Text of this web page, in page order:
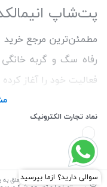
پت‌شاپ
مطمئن‌ترین مرجع خرید
فعالیت خود را آغاز
و ارائه محصولات
حیوانات را اولویت
کردیم با تنوع بالای
قیمت منصفانه تجربه
بزنیم. همچنین برای
نماد تجارت الکترونیک
تمامی حقوق این سایت متعلق به